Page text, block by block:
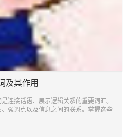
及其作用
连接话语、展示逻辑关系的重要词汇。
强调点以及信息之间的联系。掌握这些